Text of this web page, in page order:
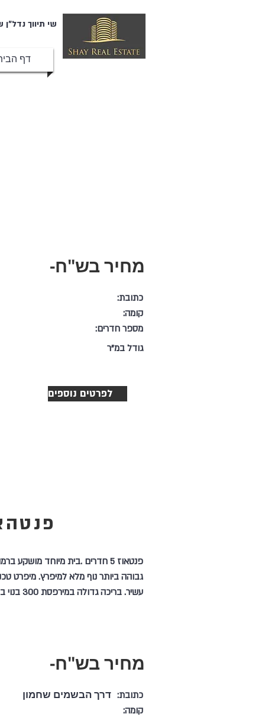
שי תיווך נדל"ן
דף
קומה:
לפרטים נוספים
מספר חדרים:
גודל במ"ר
כתובת:
מחיר בש"ח-
קומה:
פנטאוז 5 חדרים .בית מיוחד מושקע
גבוהה ביותר נוף מלא למיפרץ. מיפרט
עשיר. בריכה גדולה במירפסת 300 בנוי בשחמון
כתובת: דרך הבשמים שחמון
מחיר בש"ח-